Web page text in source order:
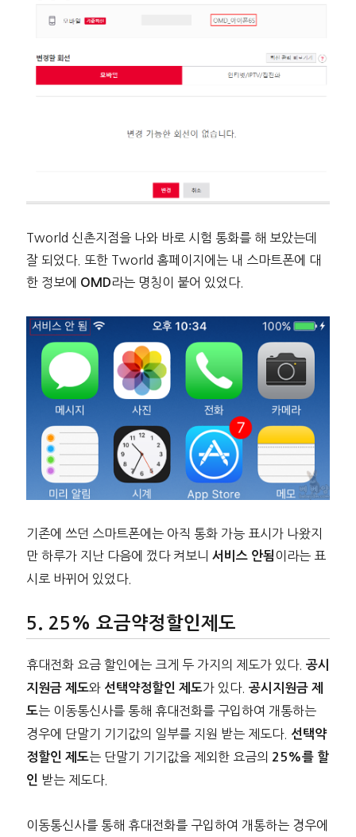
Tworld 신촌지점을 나와 바로 시험 통화를 해 보았는데
잘 되었다. 또한 Tworld 홈페이지에는 내 스마트폰에 대
한 정보에
OMD라는 명칭이 붙어 있었다.
기존에 쓰던 스마트폰에는 아직 통화 가능 표시가 나왔지
만 하루가 지난 다음에 껐다 켜보니 서비스 안됨 이라는 표
시로 바뀌어 있었다.
25% 요금약정할인제도
휴대전화 요금 할인에는 크게 두 가지의 제도가 있다. 공시
지원금 제도와 선택약정할인 제도가 있다. 공시지원금 제
도는 이동통신사를 통해 휴대전화를 구입하여 개통하는
경우에 단말기 기기값의 일부를 지원 받는 제도다. 선택약
정할인 제도는 단말기 기기값을 제외한 요금의 25%를 할
인 받는 제도다.
이동통신사를 통해 휴대전화를 구입하여 개통하는 경우에